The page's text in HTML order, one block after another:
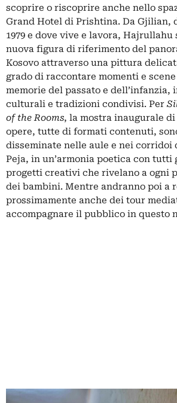
scoprire o riscoprire anche nello
Grand Hotel di Prishtina. Da Gjilian,
1979 e dove vive e lavora, Hajrullahu
nuova figura di riferimento del
Kosovo attraverso una pittura
grado di raccontare momenti e
memorie del passato e dell’infanzia,
culturali e tradizioni condivisi. Per
of the Rooms, la mostra inaugurale di
opere, tutte di formati contenuti,
disseminate nelle aule e nei corridoi
Peja, in un’armonia poetica con tutti
progetti creativi che rivelano a ogni
dei bambini. Mentre andranno poi a
prossimamente anche dei tour
accompagnare il pubblico in questo